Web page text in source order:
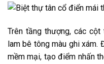
Trên tầng thượng, các
lam bê tông màu ghi xám.
mềm mại, tạo điểm nhấn